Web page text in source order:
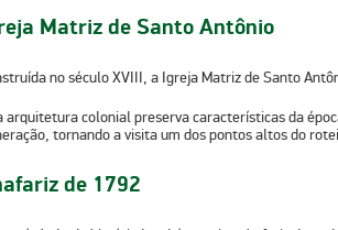
Matriz de Santo Antônio
no século XVIII, a Igreja Matriz de Santo
arquitetura colonialpreserva características da
tornando a visita um dos pontos altos do
de 1792